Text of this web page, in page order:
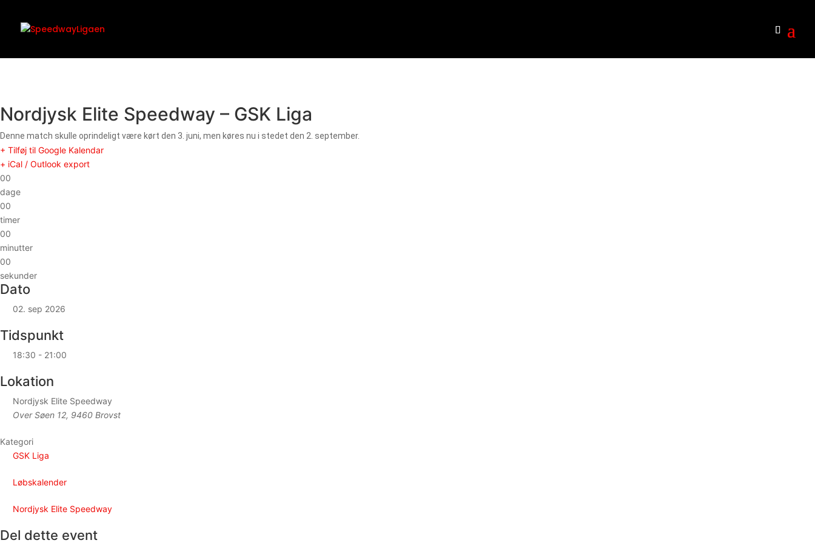
Nordjysk Elite Speedway – GSK Liga
Denne match skulle oprindeligt være kørt den 3. juni, men køres nu i stedet den 2. september.
+ Tilføj til Google Kalendar
+ iCal / Outlook export
00
dage
00
timer
00
minutter
00
sekunder
Dato
02. sep 2026
Tidspunkt
18:30 - 21:00
Lokation
Nordjysk Elite Speedway
Over Søen 12, 9460 Brovst
Kategori
GSK Liga
Løbskalender
Nordjysk Elite Speedway
Del dette event